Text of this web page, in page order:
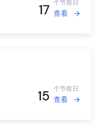
17 个节假日
查看
15 个节假日
查看